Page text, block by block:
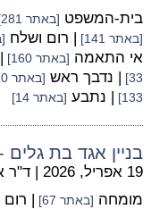
בית-המשפט [באתר 281]
[באתר 141] | רום ושלח
אי התאמה [באתר 160]
33]
| נדבך ראש [באתר 10]
133]
| נתבע [באתר 14]
בניין אגד בת
19 אפריל, 2026 | ד"ר
מומחה [באתר 67] | רום